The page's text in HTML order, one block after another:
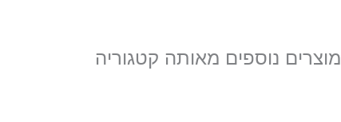
מוצרים נוספים מאותה קטגוריה